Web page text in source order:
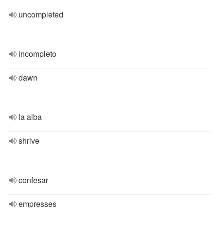
uncompleted
incompleto
dawn
la alba
shrive
confesar
empresses